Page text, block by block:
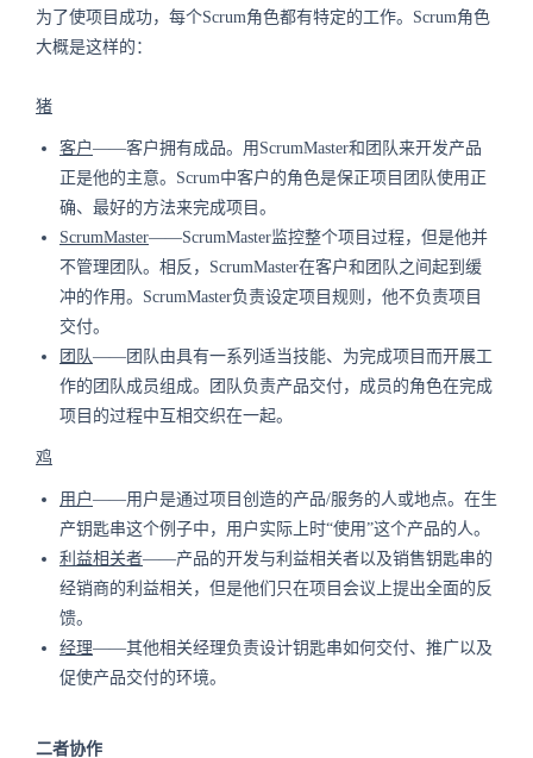
为了使项目成功，每个Scrum角色都有特定的工作。Scrum角色
大概是这样的：
猪
客户——客户拥有成品。用ScrumMaster和团队来开发产品
正是他的主意。Scrum中客户的角色是保正项目团队使用正
确、最好的方法来完成项目。
ScrumMaster——ScrumMaster监控整个项目过程，但是他并
不管理团队。相反，ScrumMaster在客户和团队之间起到缓
冲的作用。ScrumMaster负责设定项目规则，他不负责项目
交付。
团队——团队由具有一系列适当技能、为完成项目而开展工
作的团队成员组成。团队负责产品交付，成员的角色在完成
项目的过程中互相交织在一起。
鸡
用户——用户是通过项目创造的产品/服务的人或地点。在生
产钥匙串这个例子中，用户实际上时“使用”这个产品的人。
利益相关者——产品的开发与利益相关者以及销售钥匙串的
经销商的利益相关，但是他们只在项目会议上提出全面的反
馈。
经理——其他相关经理负责设计钥匙串如何交付、推广以及
促使产品交付的环境。
二者协作